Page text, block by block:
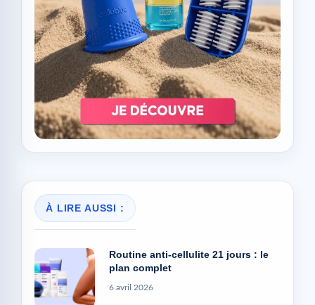
À LIRE AUSSI :
Routine anti-cellulite 21 jours : le
plan complet
6 avril 2026